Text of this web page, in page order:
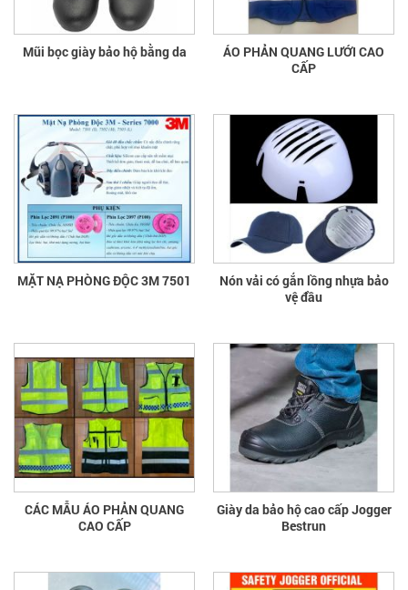
Mũi bọc giày bảo hộ bằng da
ÁO PHẢN QUANG LƯỚI CAO
CẤP
MẶT NẠ PHÒNG ĐỘC 3M 7501
Nón vải có gắn lồng nhựa bảo
vệ đầu
CÁC MẪU ÁO PHẢN QUANG
CAO CẤP
Giày da bảo hộ cao cấp Jogger
Bestrun